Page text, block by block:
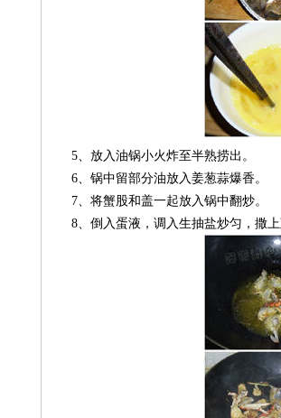
5、放入油锅小火炸至半熟捞出。
6、锅中留部分油放入姜葱蒜爆香。
7、将蟹股和盖一起放入锅中翻炒。
8、倒入蛋液，调入生抽盐炒匀，撒上